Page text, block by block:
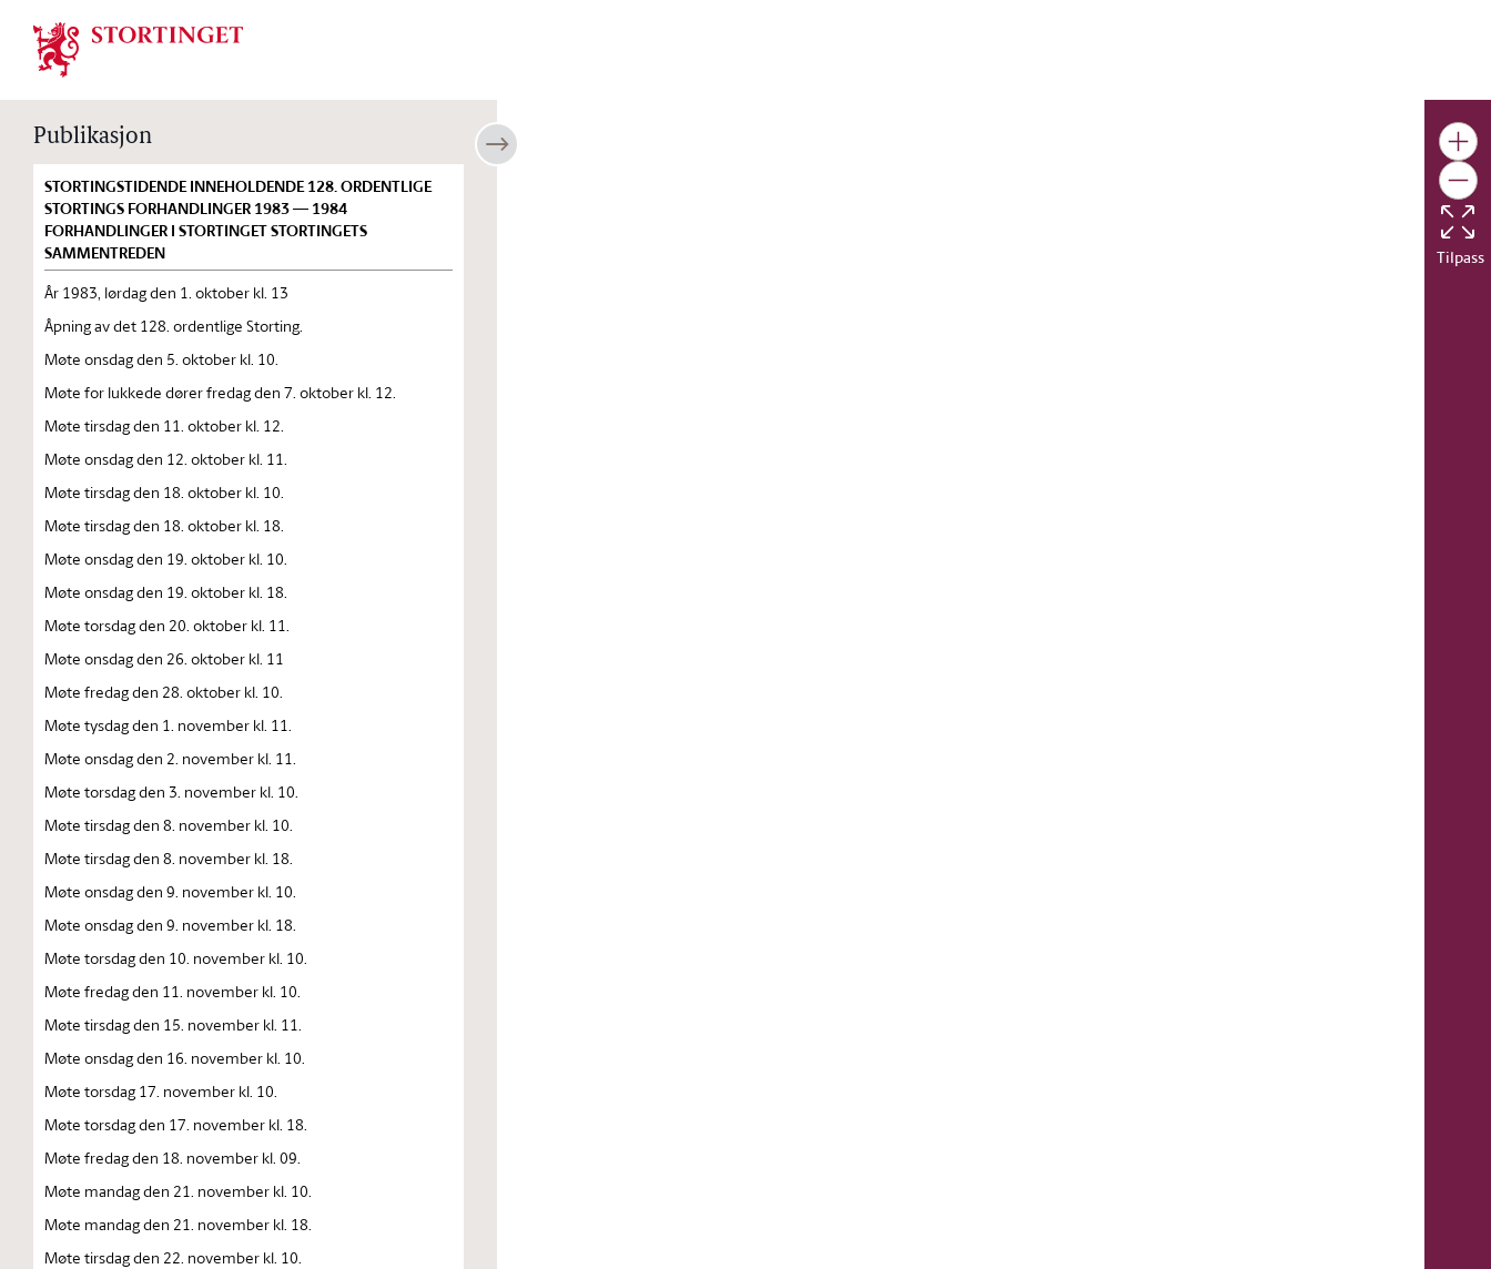
Stortinget.no
Publikasjon
STORTINGSTIDENDE INNEHOLDENDE 128. ORDENTLIGE
STORTINGS FORHANDLINGER 1983 — 1984
FORHANDLINGER I STORTINGET STORTINGETS
SAMMENTREDEN
År 1983, lørdag den 1. oktober kl. 13
Åpning av det 128. ordentlige Storting.
Møte onsdag den 5. oktober kl. 10.
Møte for lukkede dører fredag den 7. oktober kl. 12.
Møte tirsdag den 11. oktober kl. 12.
Møte onsdag den 12. oktober kl. 11.
Møte tirsdag den 18. oktober kl. 10.
Møte tirsdag den 18. oktober kl. 18.
Møte onsdag den 19. oktober kl. 10.
Møte onsdag den 19. oktober kl. 18.
Møte torsdag den 20. oktober kl. 11.
Møte onsdag den 26. oktober kl. 11
Møte fredag den 28. oktober kl. 10.
Møte tysdag den 1. november kl. 11.
Møte onsdag den 2. november kl. 11.
Møte torsdag den 3. november kl. 10.
Møte tirsdag den 8. november kl. 10.
Møte tirsdag den 8. november kl. 18.
Møte onsdag den 9. november kl. 10.
Møte onsdag den 9. november kl. 18.
Møte torsdag den 10. november kl. 10.
Møte fredag den 11. november kl. 10.
Møte tirsdag den 15. november kl. 11.
Møte onsdag den 16. november kl. 10.
Møte torsdag 17. november kl. 10.
Møte torsdag den 17. november kl. 18.
Møte fredag den 18. november kl. 09.
Møte mandag den 21. november kl. 10.
Møte mandag den 21. november kl. 18.
Møte tirsdag den 22. november kl. 10.